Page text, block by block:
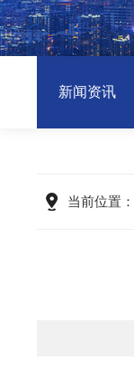
新闻资讯
当前位置：